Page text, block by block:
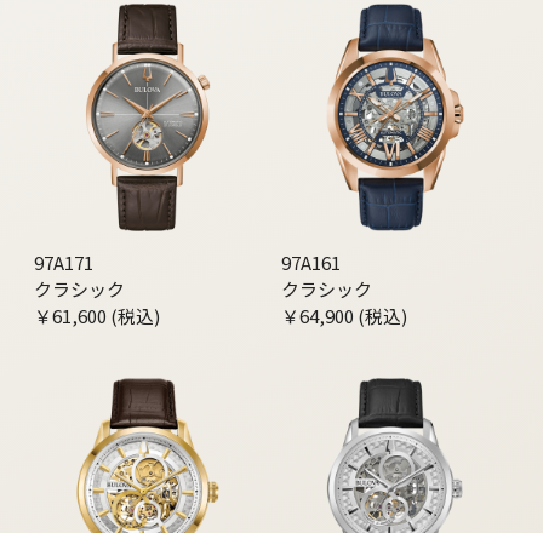
97A171
クラシック
￥61,600 (税込)
97A161
クラシック
￥64,900 (税込)